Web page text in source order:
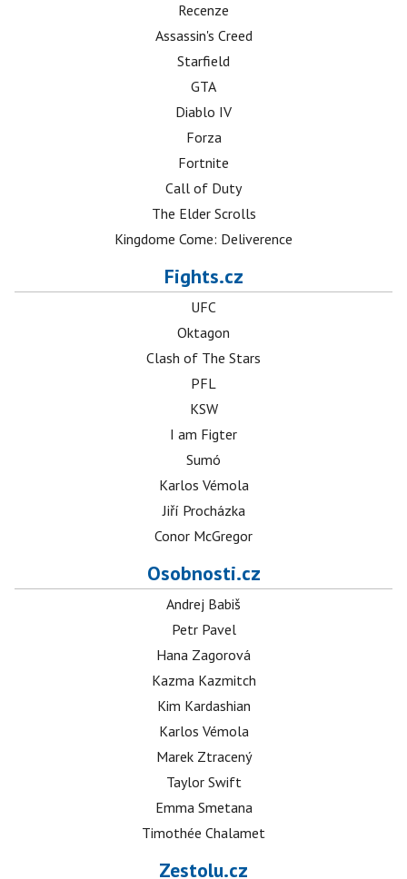
Recenze
Assassin's Creed
Starfield
GTA
Diablo IV
Forza
Fortnite
Call of Duty
The Elder Scrolls
Kingdome Come: Deliverence
Fights.cz
UFC
Oktagon
Clash of The Stars
PFL
KSW
I am Figter
Sumó
Karlos Vémola
Jiří Procházka
Conor McGregor
Osobnosti.cz
Andrej Babiš
Petr Pavel
Hana Zagorová
Kazma Kazmitch
Kim Kardashian
Karlos Vémola
Marek Ztracený
Taylor Swift
Emma Smetana
Timothée Chalamet
Zestolu.cz